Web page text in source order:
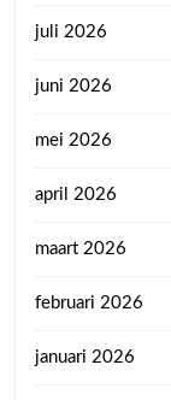
juli 2026
juni 2026
mei 2026
april 2026
maart 2026
februari 2026
januari 2026